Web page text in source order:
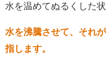
水を温めてぬるくした
水を沸騰させて、それ
指します。